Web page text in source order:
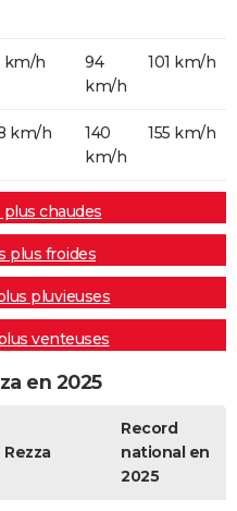
km/h
94
km/h
101 km/h
km/h
140
km/h
155 km/h
plus chaudes
plus froides
pluvieuses
venteuses
en 2025
Rezza
Record
national en
2025